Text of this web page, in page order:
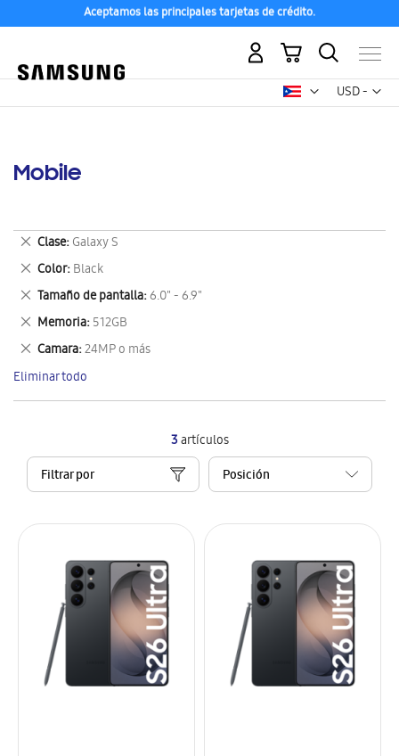
Aceptamos las principales tarjetas de crédito.
Compra con ENVÍO GRATIS a tu hogar desde 48h hábiles
USD -
dólar
Mi carrito
Mobile
3artículos
Filtrar por
Clase Galaxy S
Eliminar
este
artículo
Color Black
Eliminar
este
artículo
Tamaño de pantalla 6.0" - 6.9"
Eliminar
este
artículo
Memoria 512GB
Eliminar
este
artículo
Camara 24MP o más
Eliminar
este
artículo
Eliminar todo